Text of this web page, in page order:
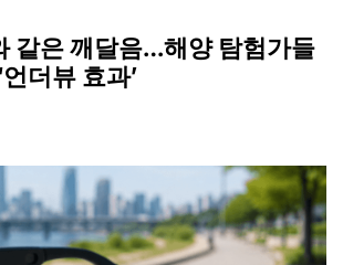
같은 깨달음…해양 탐험가들
더뷰 효과’